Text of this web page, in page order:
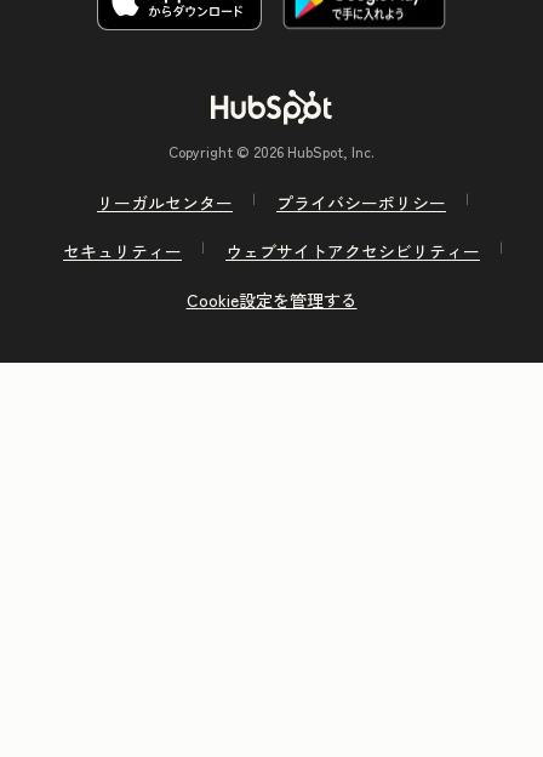
Copyright © 2026 HubSpot, Inc.
リーガルセンター
プライバシーポリシー
セキュリティー
ウェブサイトアクセシビリティー
Cookie設定を管理する